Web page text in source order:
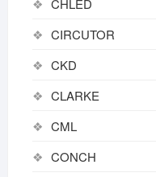
CHLED
CIRCUTOR
CKD
CLARKE
CML
CONCH